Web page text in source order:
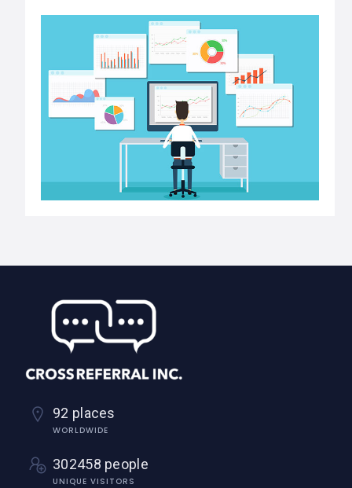
92 places
WORLDWIDE
302458 people
UNIQUE VISITORS